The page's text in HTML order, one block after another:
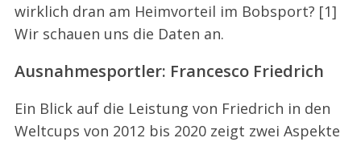
wirklich dran am Heimvorteil im Bobsport? [1]
Wir schauen uns die Daten an.
Ausnahmesportler: Francesco Friedrich
Ein Blick auf die Leistung von Friedrich in den
Weltcups von 2012 bis 2020 zeigt zwei Aspekte